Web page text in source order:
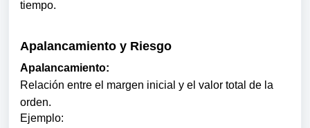
tiempo.
Apalancamiento y Riesgo
Apalancamiento:
Relación entre el margen inicial y el valor total de la
orden.
Ejemplo: